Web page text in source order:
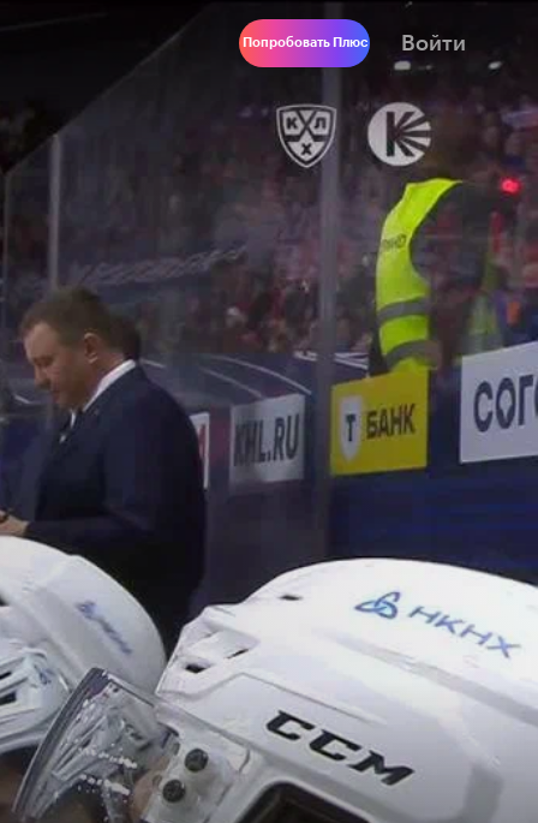
Попробовать Плюс Войти